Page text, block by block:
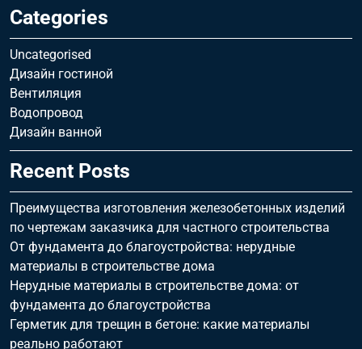
Categories
Uncategorised
Дизайн гостиной
Вентиляция
Водопровод
Дизайн ванной
Recent Posts
Преимущества изготовления железобетонных изделий
по чертежам заказчика для частного строительства
От фундамента до благоустройства: нерудные
материалы в строительстве дома
Нерудные материалы в строительстве дома: от
фундамента до благоустройства
Герметик для трещин в бетоне: какие материалы
реально работают